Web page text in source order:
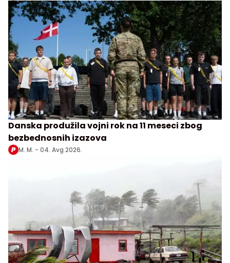
Danska produžila vojni rok na 11 meseci zbog
bezbednosnih izazova
M. M. - 04. Avg 2026.